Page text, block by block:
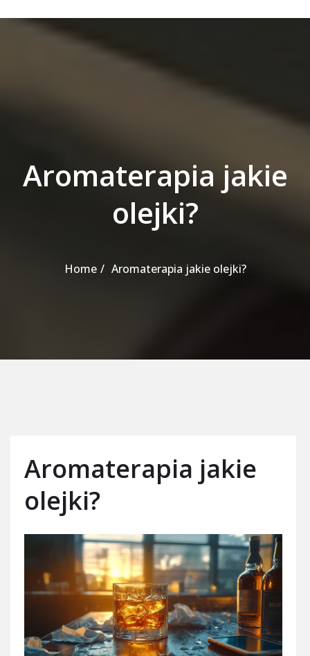
Aromaterapia jakie
olejki?
Home Aromaterapia jakie olejki?
Aromaterapia jakie
olejki?